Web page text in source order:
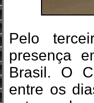
Pelo
presença
Brasil. O
entre os